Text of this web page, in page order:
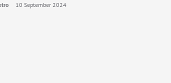
10 September 2024